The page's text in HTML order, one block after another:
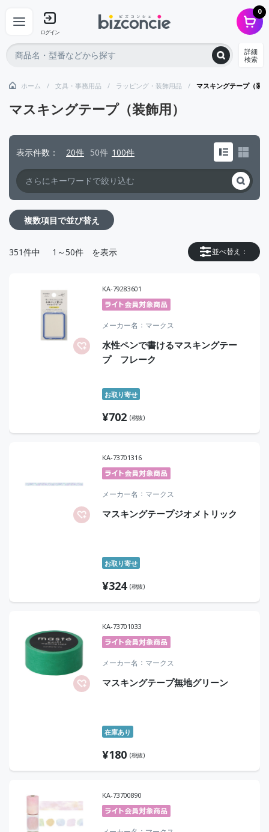
ログイン
0
詳細
検索
ホーム 文具・事務用品 ラッピング・装飾用品 マスキングテープ（装
マスキングテープ（装飾用）
表示件数 20件 50件 100件
複数項目で並び替え
並べ替え：
351件中 1～50件 を表示
KA-79283601
メーカー名 マークス
水性ペンで書けるマスキングテー
プ フレーク
お取り寄せ
¥702 (税抜)
KA-73701316
メーカー名 マークス
マスキングテープジオメトリック
お取り寄せ
¥324 (税抜)
KA-73701033
メーカー名 マークス
マスキングテープ無地グリーン
在庫あり
¥180 (税抜)
KA-73700890